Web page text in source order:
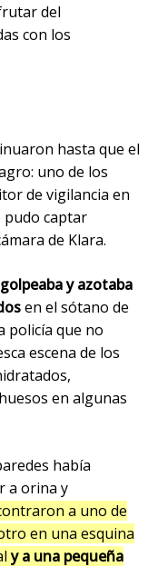
del
con los
hasta que el
: uno de los
de vigilancia en
pudo captar
de Klara.
y azotaba
en el sótano de
policía que no
escena de los
en algunas
había
a orina y
a uno de
en una esquina
y a una pequeña